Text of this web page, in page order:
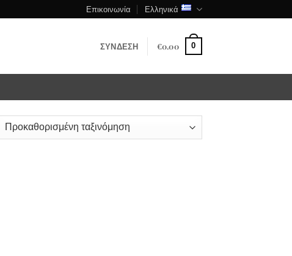
Επικοινωνία Ελληνικά
ΣΎΝΔΕΣΗ €0.00 0